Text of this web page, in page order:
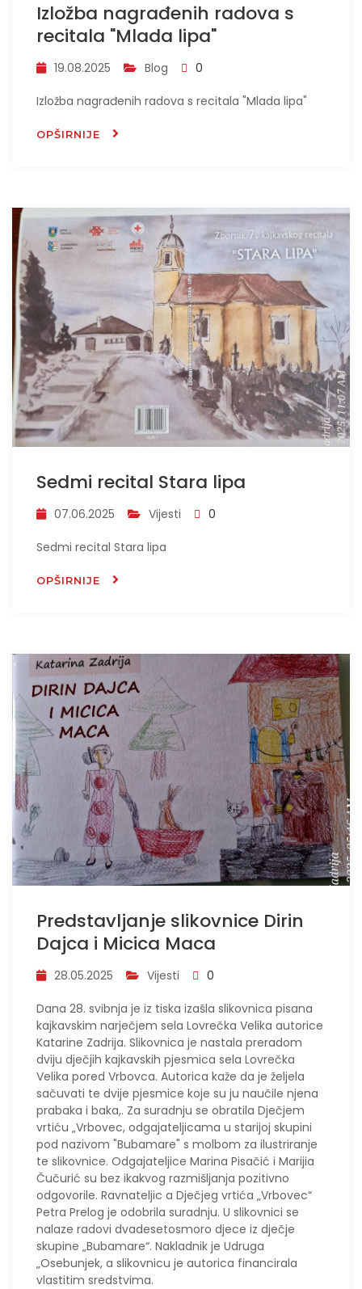
Izložba nagrađenih radova s
recitala "Mlada lipa"
19.08.2025 Blog 0
Izložba nagrađenih radova s recitala "Mlada lipa"
OPŠIRNIJE
Sedmi recital Stara lipa
07.06.2025 Vijesti 0
Sedmi recital Stara lipa
OPŠIRNIJE
Predstavljanje slikovnice Dirin
Dajca i Micica Maca
28.05.2025 Vijesti 0
Dana 28. svibnja je iz tiska izašla slikovnica pisana
kajkavskim narječjem sela Lovrečka Velika autorice
Katarine Zadrija. Slikovnica je nastala preradom
dviju dječjih kajkavskih pjesmica sela Lovrečka
Velika pored Vrbovca. Autorica kaže da je željela
sačuvati te dvije pjesmice koje su ju naučile njena
prabaka i baka,. Za suradnju se obratila Dječjem
vrtiću „Vrbovec, odgajateljicama u starijoj skupini
pod nazivom "Bubamare" s molbom za ilustriranje
te slikovnice. Odgajateljice Marina Pisačić i Marijia
Čučurić su bez ikakvog razmišljanja pozitivno
odgovorile. Ravnateljic a Dječjeg vrtića „Vrbovec“
Petra Prelog je odobrila suradnju. U slikovnici se
nalaze radovi dvadesetosmoro djece iz dječje
skupine „Bubamare“. Nakladnik je Udruga
„Osebunjek, a slikovnicu je autorica financirala
vlastitim sredstvima.